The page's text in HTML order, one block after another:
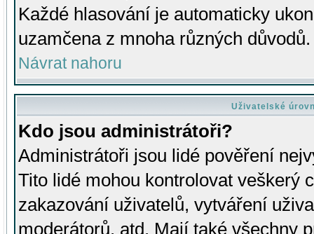
Každé hlasování je automaticky
uzamčena z mnoha různých důvodů.
Návrat nahoru
Uživatelské
Kdo jsou administrátoři?
Administrátoři jsou lidé pověření
Tito lidé mohou kontrolovat veškerý
zakazování uživatelů, vytváření
moderátorů, atd. Mají také všechny